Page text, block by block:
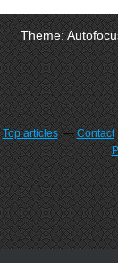
Theme:
Top articles Contact